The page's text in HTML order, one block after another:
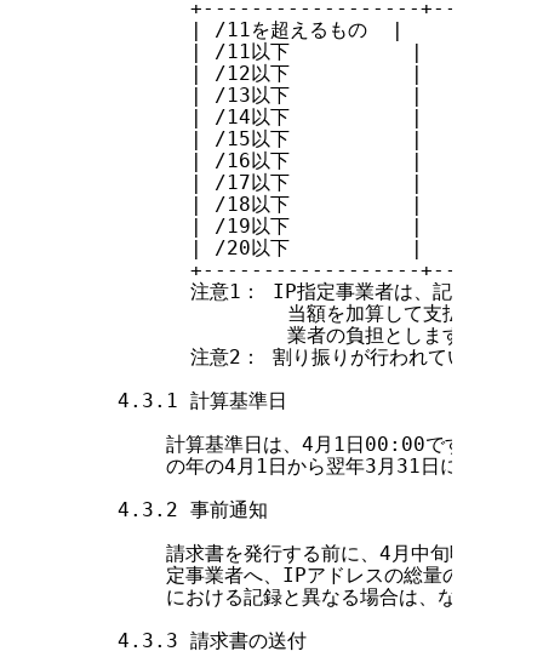
+------------------
| /11を超えるもの  |
| /11以下          |
| /12以下          |
| /13以下          |
| /14以下          |
| /15以下          |
| /16以下          |
| /17以下          |
| /18以下          |
| /19以下          |
| /20以下          |
+------------------
注意1： IP指定事業者は、記載の金額
当額を加算して支払ってくだ
                  業者の負担とします。
注意2： 割り振りが行われていない状
    4.3.1 計算基準日
計算基準日は、4月1日00:00です。この時
の年の4月1日から翌年3月31日における1
    4.3.2 事前通知
請求書を発行する前に、4月中旬頃JPNIC
定事業者へ、IPアドレスの総量の明細を
における記録と異なる場合は、なるべく早
    4.3.3 請求書の送付